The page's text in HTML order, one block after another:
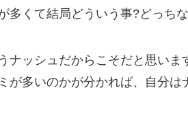
多くて結局どういう事?どっち
ナッシュだからこそだと思い
が多いのかが分かれば、自分